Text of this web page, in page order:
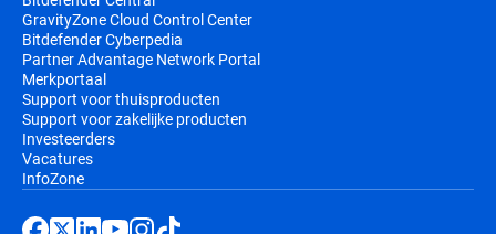
GravityZone Cloud Control Center
Bitdefender Cyberpedia
Partner Advantage Network Portal
Merkportaal
Support voor thuisproducten
Support voor zakelijke producten
Investeerders
Vacatures
InfoZone